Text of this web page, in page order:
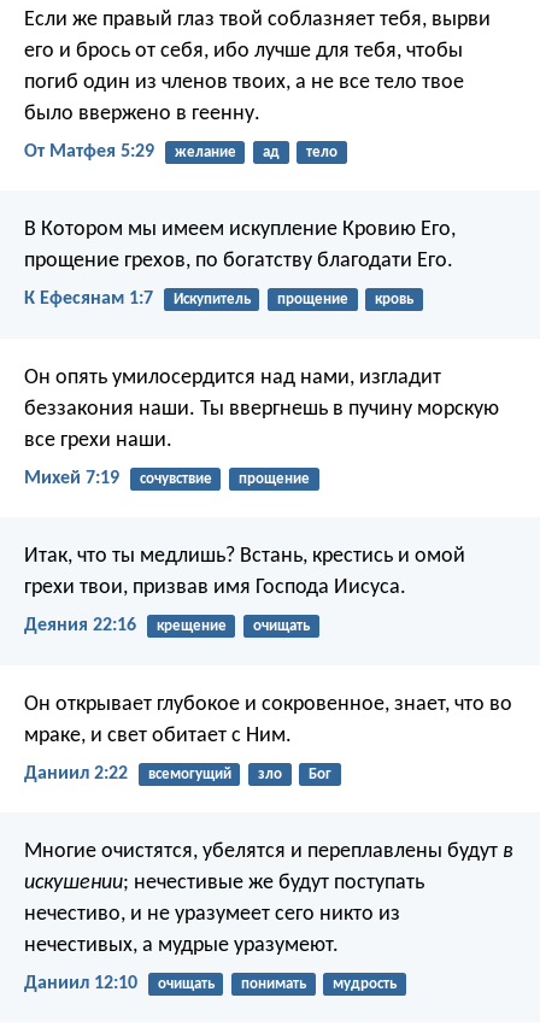
Если же правый глаз твой соблазняет тебя, вырви
его и брось от себя, ибо лучше для тебя, чтобы
погиб один из членов твоих, а не все тело твое
было ввержено в геенну.
От Матфея 5:29 желание ад тело
В Котором мы имеем искупление Кровию Его,
прощение грехов, по богатству благодати Его.
К Ефесянам 1:7 Искупитель прощение кровь
Он опять умилосердится над нами, изгладит
беззакония наши. Ты ввергнешь в пучину морскую
все грехи наши.
Михей 7:19 сочувствие прощение
Итак, что ты медлишь? Встань, крестись и омой
грехи твои, призвав имя Господа Иисуса.
Деяния 22:16 крещение очищать
Он открывает глубокое и сокровенное, знает, что во
мраке, и свет обитает с Ним.
Даниил 2:22 всемогущий зло Бог
Многие очистятся, убелятся и переплавлены будут в
искушении; нечестивые же будут поступать
нечестиво, и не уразумеет сего никто из
нечестивых, а мудрые уразумеют.
Даниил 12:10 очищать понимать мудрость